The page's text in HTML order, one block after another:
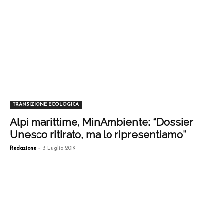
TRANSIZIONE ECOLOGICA
Alpi marittime, MinAmbiente: “Dossier
Unesco ritirato, ma lo ripresentiamo”
Redazione - 3 Luglio 2019